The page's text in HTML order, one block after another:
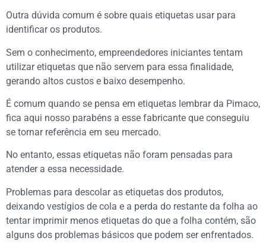
Outra dúvida comum é sobre quais etiquetas usar para
identificar os produtos.
Sem o conhecimento, empreendedores iniciantes tentam
utilizar etiquetas que não servem para essa finalidade,
gerando altos custos e baixo desempenho.
É comum quando se pensa em etiquetas lembrar da Pimaco,
fica aqui nosso parabéns a esse fabricante que conseguiu
se tornar referência em seu mercado.
No entanto, essas etiquetas não foram pensadas para
atender a essa necessidade.
Problemas para descolar as etiquetas dos produtos,
deixando vestígios de cola e a perda do restante da folha ao
tentar imprimir menos etiquetas do que a folha contém, são
alguns dos problemas básicos que podem ser enfrentados.